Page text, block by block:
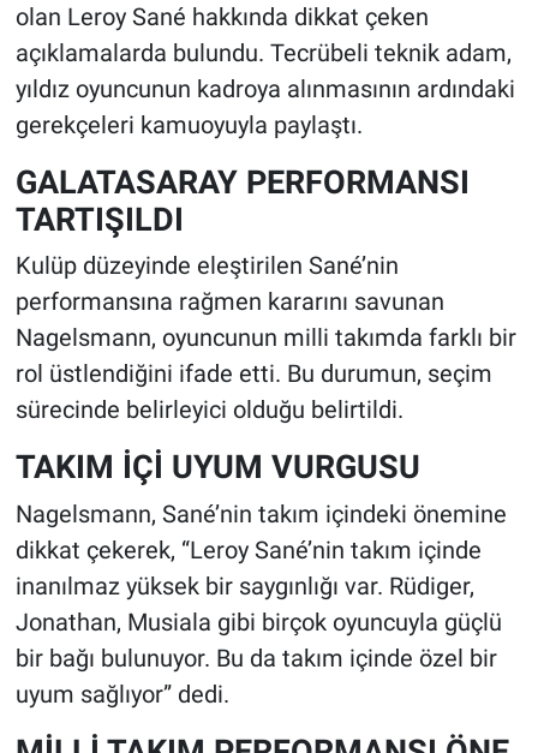
olan Leroy Sané hakkında dikkat çeken
açıklamalarda bulundu. Tecrübeli teknik adam,
yıldız oyuncunun kadroya alınmasının ardındaki
gerekçeleri kamuoyuyla paylaştı.
GALATASARAY PERFORMANSI
TARTIŞILDI
Kulüp düzeyinde eleştirilen Sané’nin
performansına rağmen kararını savunan
Nagelsmann, oyuncunun milli takımda farklı bir
rol üstlendiğini ifade etti. Bu durumun, seçim
sürecinde belirleyici olduğu belirtildi.
TAKIM İÇİ UYUM VURGUSU
Nagelsmann, Sané’nin takım içindeki önemine
dikkat çekerek, “Leroy Sané’nin takım içinde
inanılmaz yüksek bir saygınlığı var. Rüdiger,
Jonathan, Musiala gibi birçok oyuncuyla güçlü
bir bağı bulunuyor. Bu da takım içinde özel bir
uyum sağlıyor” dedi.